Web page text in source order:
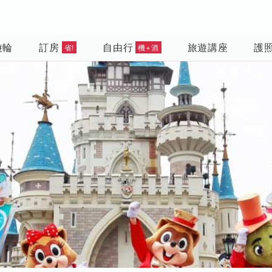
訂房 省! 自由行 機+酒 旅遊講座 護